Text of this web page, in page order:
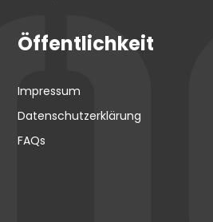
Öffentlichkeit
Impressum
Datenschutzerklärung
FAQs